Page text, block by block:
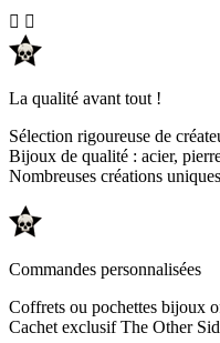
 
La qualité avant tout !
Sélection rigoureuse de
Bijoux de qualité : acier,
Nombreuses créations
Commandes personnalisées
Coffrets ou pochettes bijoux
Cachet exclusif The Other